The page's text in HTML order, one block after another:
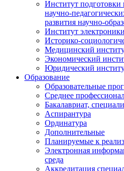
Институт подготовки
научно-
развития научно-
Институт
Историко-
Медицинский
Экономический
Юридический
Образование
Образовательные
Среднее
Бакалавриат,
Аспирантура
Ординатура
Дополнительные
Планируемые к
Электронная
среда
Аккредитация